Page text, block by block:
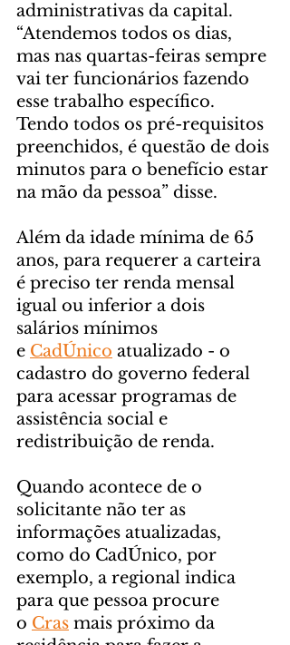
administrativas da capital.
“Atendemos todos os dias,
mas nas quartas-feiras sempre
vai ter funcionários fazendo
esse trabalho específico.
Tendo todos os pré-requisitos
preenchidos, é questão de dois
minutos para o benefício estar
na mão da pessoa” disse.
Além da idade mínima de 65
anos, para requerer a carteira
é preciso ter renda mensal
igual ou inferior a dois
salários mínimos
e CadÚnico atualizado - o
cadastro do governo federal
para acessar programas de
assistência social e
redistribuição de renda.
Quando acontece de o
solicitante não ter as
informações atualizadas,
como do CadÚnico, por
exemplo, a regional indica
para que pessoa procure
o Cras mais próximo da